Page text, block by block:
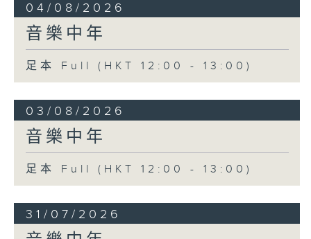
04/08/2026
音樂中年
足本 Full (HKT 12:00 - 13:00)
03/08/2026
音樂中年
足本 Full (HKT 12:00 - 13:00)
31/07/2026